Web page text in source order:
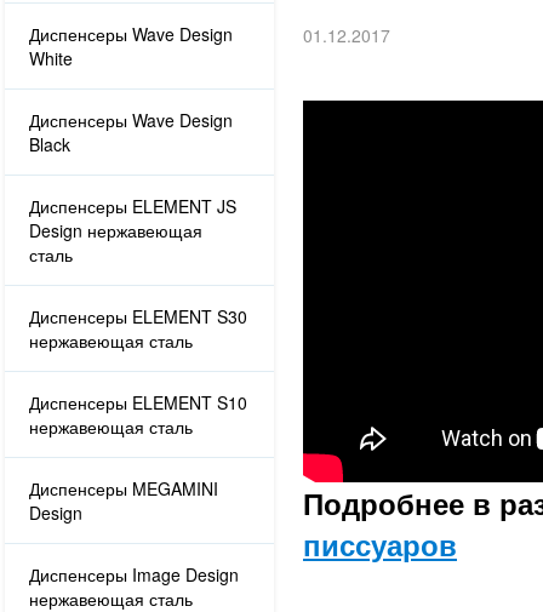
Диспенсеры Wave Design
White
Диспенсеры Wave Design
Black
Диспенсеры ELEMENT JS
Design нержавеющая
сталь
Диспенсеры ELEMENT S30
нержавеющая сталь
Диспенсеры ELEMENT S10
нержавеющая сталь
Диспенсеры MEGAMINI
Design
Диспенсеры Image Design
нержавеющая сталь
01.12.2017
Подробнее в
писсуаров